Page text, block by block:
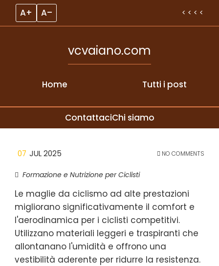
A+ A– < < < <
Home
vcvaiano.com
Tutti i post
ContattaciChi siamo
Skip to content
07 JUL 2025 NO COMMENTS
Formazione e Nutrizione per Ciclisti
Le maglie da ciclismo ad alte prestazioni
migliorano significativamente il comfort e
l'aerodinamica per i ciclisti competitivi.
Utilizzano materiali leggeri e traspiranti che
allontanano l'umidità e offrono una
vestibilità aderente per ridurre la resistenza.